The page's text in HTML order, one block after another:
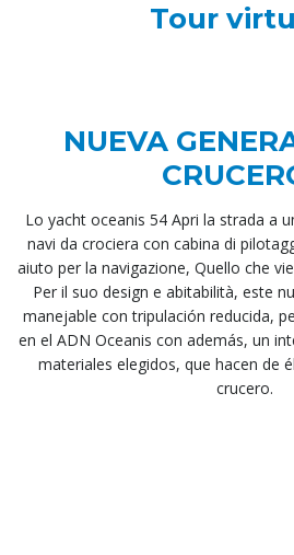
Tour
NUEVA
Lo yacht oceanis 54 Apri la strada a
navi da crociera con cabina di
aiuto per la navigazione, Quello che
Per il suo design e abitabilità, este
manejable con tripulación reducida,
en el ADN Oceanis con además, un
materiales elegidos, que hacen de
crucero.